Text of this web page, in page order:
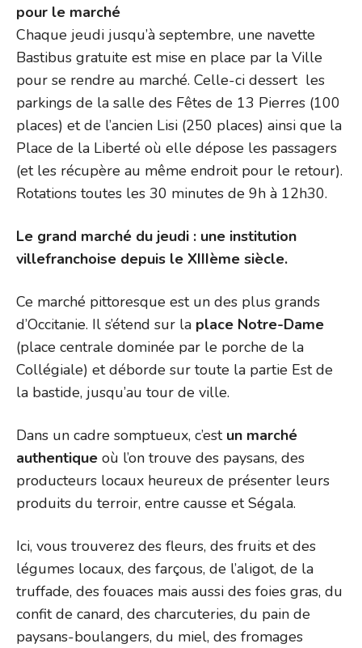
pour le marché
Chaque jeudi jusqu’à septembre, une navette
Bastibus gratuite est mise en place par la Ville
pour se rendre au marché. Celle-ci dessert les
parkings de la salle des Fêtes de 13 Pierres (100
places) et de l’ancien Lisi (250 places) ainsi que la
Place de la Liberté où elle dépose les passagers
(et les récupère au même endroit pour le retour).
Rotations toutes les 30 minutes de 9h à 12h30.
Le grand marché du jeudi : une institution
villefranchoise depuis le XIIIème siècle.
Ce marché pittoresque est un des plus grands
d’Occitanie. Il s’étend sur la place Notre-Dame
(place centrale dominée par le porche de la
Collégiale) et déborde sur toute la partie Est de
la bastide, jusqu’au tour de ville.
Dans un cadre somptueux, c’estun marché
authentique où l’on trouve des paysans, des
producteurs locaux heureux de présenter leurs
produits du terroir, entre causse et Ségala.
Ici, vous trouverez des fleurs, des fruits et des
légumes locaux, des farçous, de l’aligot, de la
truffade, des fouaces mais aussi des foies gras, du
confit de canard, des charcuteries, du pain de
paysans-boulangers, du miel, des fromages